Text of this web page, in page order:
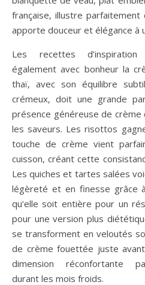
française, illustre
apporte douceur et élégance à
Les recettes d’inspiration
également avec bonheur la
thaï, avec son équilibre
crémeux, doit une grande
présence généreuse de crème
les saveurs. Les risottos
touche de crème vient
cuisson, créant cette
Les quiches et tartes salées
légèreté et en finesse grâce
qu’elle soit entière pour un
pour une version plus
se transforment en veloutés
de crème fouettée juste
dimension réconfortante
durant les mois froids.